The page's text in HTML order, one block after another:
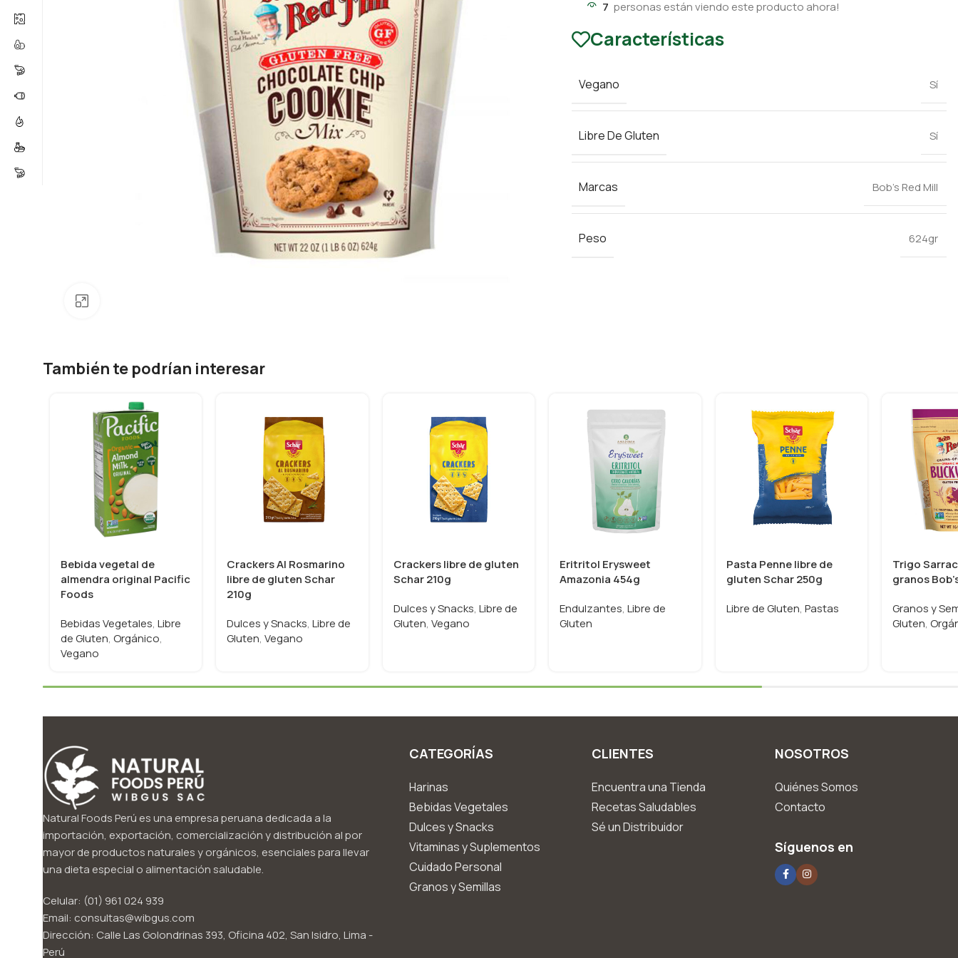
7 personas están viendo este producto ahora!
Características
Vegano Sí
Libre De Gluten Sí
Marcas Bob’s Red Mill
Peso 624gr
También te podrían interesar
Bebida vegetal de
almendra original Pacific
Foods
Bebidas Vegetales, Libre
de Gluten, Orgánico,
Vegano
Crackers Al Rosmarino
libre de gluten Schar
210g
Dulces y Snacks, Libre de
Gluten, Vegano
Crackers libre de gluten
Schar 210g
Dulces y Snacks, Libre de
Gluten, Vegano
Eritritol Erysweet
Amazonia 454g
Endulzantes, Libre de
Gluten
Pasta Penne libre de
gluten Schar 250g
Libre de Gluten, Pastas
Trigo
granos
Granos y
Gluten,
Natural Foods Perú es una empresa peruana dedicada a la
importación, exportación, comercialización y distribución al por
mayor de productos naturales y orgánicos, esenciales para llevar
una dieta especial o alimentación saludable.
Celular: (01) 961 024 939
Email: consultas@wibgus.com
Dirección: Calle Las Golondrinas 393, Oficina 402, San Isidro, Lima -
Perú
CATEGORÍAS
Harinas
Bebidas Vegetales
Dulces y Snacks
Vitaminas y Suplementos
Cuidado Personal
Granos y Semillas
CLIENTES
Encuentra una Tienda
Recetas Saludables
Sé un Distribuidor
NOSOTROS
Quiénes Somos
Contacto
Síguenos en